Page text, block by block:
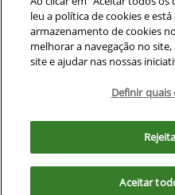
No trânsito, enxergar
Desenvolvido pela. Ao
concorda com nossas políticas.
Exercise Your Rights
leu a política de cookies e
armazenamento de cookies
melhorar a navegação no
site e ajudar nas nossas
Definir quais
Aceitar